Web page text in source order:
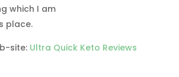
which I am
place.
site: Ultra Quick Keto Reviews